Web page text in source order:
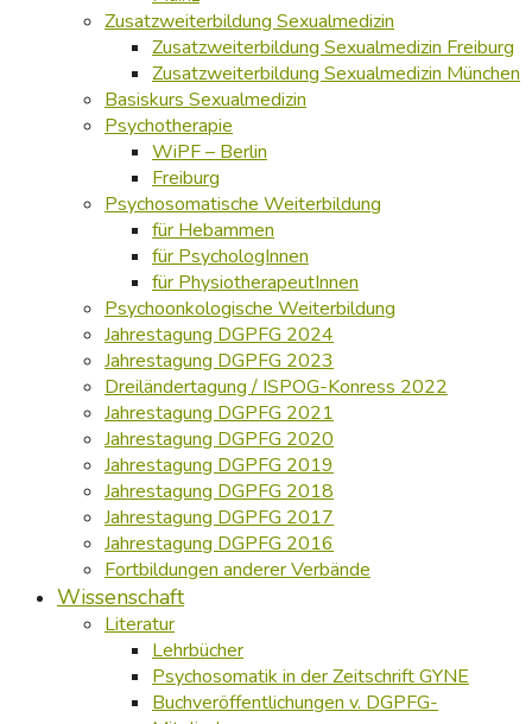
Zusatzweiterbildung Sexualmedizin
Zusatzweiterbildung Sexualmedizin Freiburg
Zusatzweiterbildung Sexualmedizin München
Basiskurs Sexualmedizin
Psychotherapie
WiPF – Berlin
Freiburg
Psychosomatische Weiterbildung
für Hebammen
für PsychologInnen
für PhysiotherapeutInnen
Psychoonkologische Weiterbildung
Jahrestagung DGPFG 2024
Jahrestagung DGPFG 2023
Dreiländertagung / ISPOG-Konress 2022
Jahrestagung DGPFG 2021
Jahrestagung DGPFG 2020
Jahrestagung DGPFG 2019
Jahrestagung DGPFG 2018
Jahrestagung DGPFG 2017
Jahrestagung DGPFG 2016
Fortbildungen anderer Verbände
Wissenschaft
Literatur
Lehrbücher
Psychosomatik in der Zeitschrift GYNE
Buchveröffentlichungen v. DGPFG-